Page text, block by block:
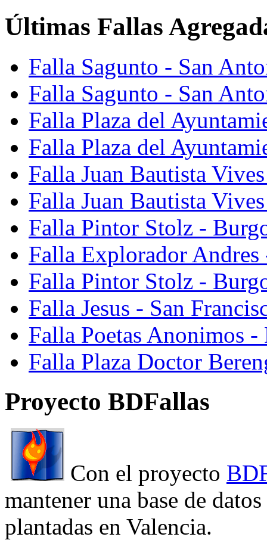
Últimas Fallas
Falla Sagunto - San
Falla Sagunto - San
Falla Plaza del
Falla Plaza del
Falla Juan Bautista
Falla Juan Bautista
Falla Pintor Stolz -
Falla Explorador Andres
Falla Pintor Stolz -
Falla Jesus - San
Falla Poetas Anonimos
Falla Plaza Doctor
Proyecto BDFallas
Con el proyecto
mantener una base de
plantadas en Valencia.